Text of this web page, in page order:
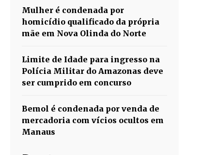
Mulher é condenada por
homicídio qualificado da própria
mãe em Nova Olinda do Norte
Limite de Idade para ingresso na
Polícia Militar do Amazonas deve
ser cumprido em concurso
Bemol é condenada por venda de
mercadoria com vícios ocultos em
Manaus